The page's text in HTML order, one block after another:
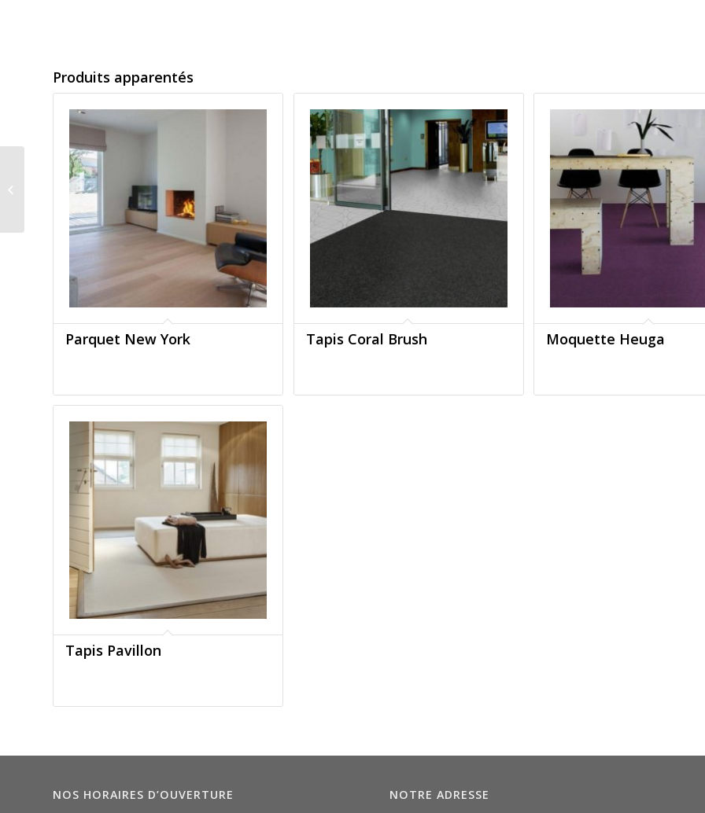
Produits apparentés
Parquet New York Tapis Coral Brush Moquette Heuga
Tapis Pavillon
NOS HORAIRES D’OUVERTURE NOTRE ADRESSE
Sol Expert eco